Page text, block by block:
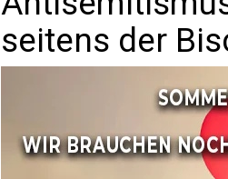
seitens der